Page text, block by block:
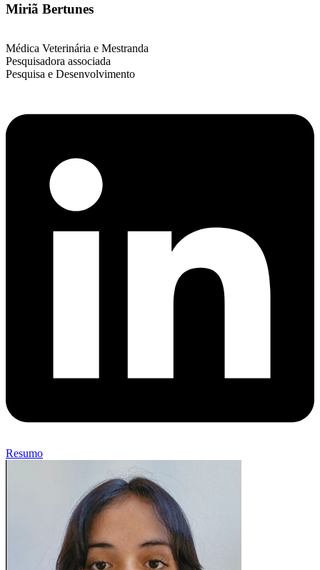
Miriã Bertunes
Médica Veterinária e Mestranda
Pesquisadora associada
Pesquisa e Desenvolvimento
Resumo